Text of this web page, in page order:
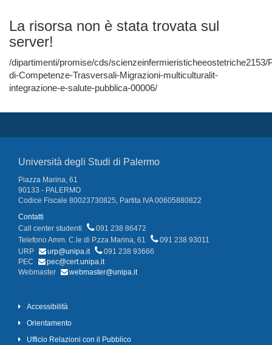
La risorsa non è stata trovata sul
server!
/dipartimenti/promise/cds/scienzeinfermieristicheeostetriche2153/
di-Competenze-Trasversali-Migrazioni-multiculturalit-
integrazione-e-salute-pubblica-00006/
Università degli Studi di Palermo
Piazza Marina, 61
90133 - PALERMO
Codice Fiscale 80023730825, Partita IVA 00605880822
Contatti
Call center studenti
091 238 86472
Telefono Amm. C.le di P.zza Marina, 61
091 238 93011
URP
urp@unipa.it
091 238 93666
PEC
pec@cert.unipa.it
Webmaster
webmaster@unipa.it
Accessibilità
Orientamento
Ufficio Relazioni con il Pubblico